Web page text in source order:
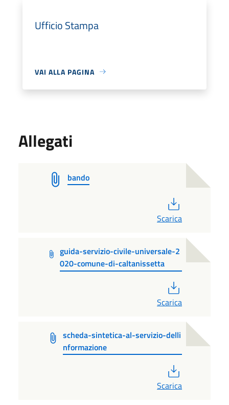
Ufficio Stampa
VAI ALLA PAGINA
Allegati
bando
Scarica
guida-servizio-civile-universale-2
020-comune-di-caltanissetta
Scarica
scheda-sintetica-al-servizio-delli
nformazione
Scarica